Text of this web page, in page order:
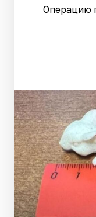
Операцию